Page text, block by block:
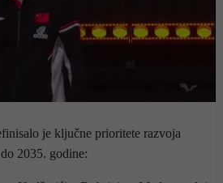
je ključne prioritete razvoja
2035. godine: